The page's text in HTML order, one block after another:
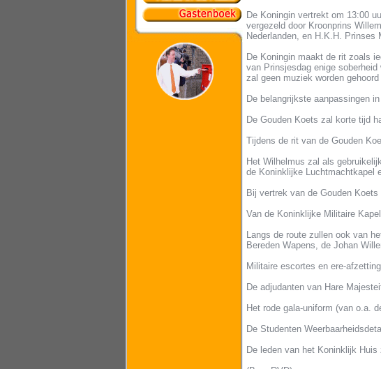
De Koningin vertrekt om 13:00
vergezeld door Kroonprins
Nederlanden, en H.K.H. Prinses
De Koningin maakt de rit zoals
van Prinsjesdag enige
zal geen muziek worden
De belangrijkste aanpassingen
De Gouden Koets zal korte tijd
Tijdens de rit van de Gouden
Het Wilhelmus zal als
de Koninklijke Luchtmachtkapel
Bij vertrek van de Gouden
Van de Koninklijke Militaire
Langs de route zullen ook van
Bereden Wapens, de Johan
Militaire escortes en ere-
De adjudanten van Hare
Het rode gala-uniform (van o.a.
De Studenten
De leden van het Koninklijk